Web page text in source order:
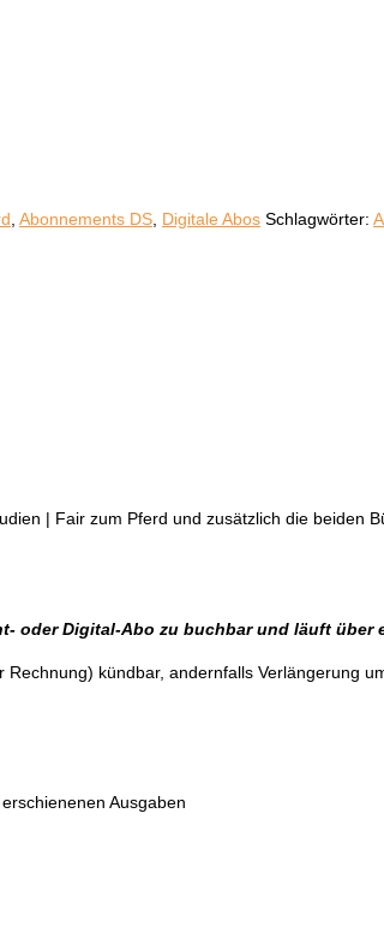
Abonnements DS Digitale Abos Schlagwörter:
| Fair zum Pferd und zusätzlich die beiden
oder Digital-Abo zu buchbar und läuft über
kündbar, andernfalls Verlängerung
Ausgaben